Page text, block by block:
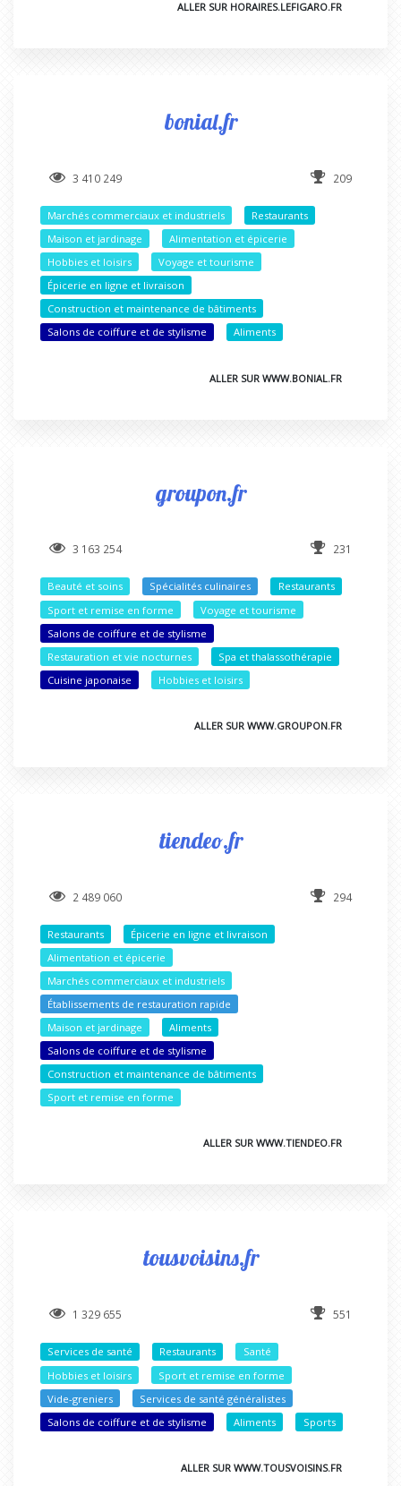
ALLER SUR HORAIRES.LEFIGARO.FR
bonial.fr
3 410 249 209
Marchés commerciaux et industriels
Restaurants
Maison et jardinage
Alimentation et épicerie
Hobbies et loisirs
Voyage et tourisme
Épicerie en ligne et livraison
Construction et maintenance de bâtiments
Salons de coiffure et de stylisme
Aliments
ALLER SUR WWW.BONIAL.FR
groupon.fr
3 163 254 231
Beauté et soins Spécialités culinaires
Restaurants
Sport et remise en forme
Voyage et tourisme
Salons de coiffure et de stylisme
Restauration et vie nocturnes
Spa et thalassothérapie
Cuisine japonaise
Hobbies et loisirs
ALLER SUR WWW.GROUPON.FR
tiendeo.fr
2 489 060 294
Restaurants
Épicerie en ligne et livraison
Alimentation et épicerie
Marchés commerciaux et industriels
Établissements de restauration rapide
Maison et jardinage
Aliments
Salons de coiffure et de stylisme
Construction et maintenance de bâtiments
Sport et remise en forme
ALLER SUR WWW.TIENDEO.FR
tousvoisins.fr
1 329 655 551
Services de santé Restaurants
Santé
Hobbies et loisirs
Sport et remise en forme
Vide-greniers
Services de santé généralistes
Salons de coiffure et de stylisme
Aliments Sports
ALLER SUR WWW.TOUSVOISINS.FR